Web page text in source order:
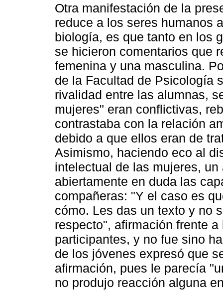
Otra manifestación de la
reduce a los seres humanos
biología, es que tanto en los
se hicieron comentarios que
femenina y una masculina.
de la Facultad de Psicología
rivalidad entre las alumnas,
mujeres" eran conflictivas,
contrastaba con la relación
debido a que ellos eran de
Asimismo, haciendo eco al
intelectual de las mujeres,
abiertamente en duda las
compañeras: "Y el caso es
cómo. Les das un texto y no
respecto", afirmación frente
participantes, y no fue sino
de los jóvenes expresó que
afirmación, pues le parecía
no produjo reacción alguna